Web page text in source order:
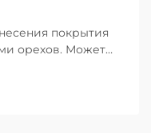
покрытия
орехов. Может
пищевой